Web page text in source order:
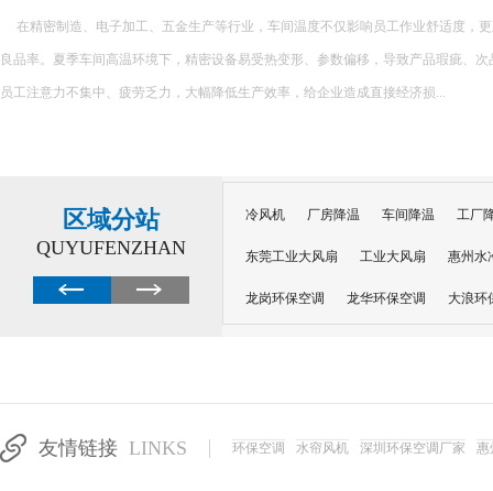
在精密制造、电子加工、五金生产等行业，车间温度不仅影响员工作业舒适度，
良品率。夏季车间高温环境下，精密设备易受热变形、参数偏移，导致产品瑕疵、
员工注意力不集中、疲劳乏力，大幅降低生产效率，给企业造成直接经济损...
区域分站
QUYUFENZHAN
冷风机 厂房降温 车间降温 工厂
东莞工业大风扇 工业大风扇 惠州水
龙岗环保空调 龙华环保空调 大浪环
友情链接 LINKS 环保空调 水帘风机 深圳环保空调厂家 惠